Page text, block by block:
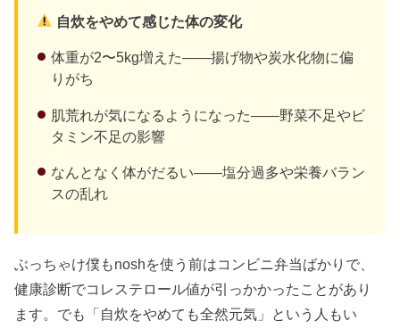
自炊をやめて感じた体の変化
体重が2〜5kg増えた——揚げ物や炭水化物に偏
りがち
肌荒れが気になるようになった——野菜不足やビ
タミン不足の影響
なんとなく体がだるい——塩分過多や栄養バラン
スの乱れ
ぶっちゃけ僕もnoshを使う前はコンビニ弁当ばかりで、
健康診断でコレステロール値が引っかかったことがあり
ます。でも「自炊をやめても全然元気」という人もい